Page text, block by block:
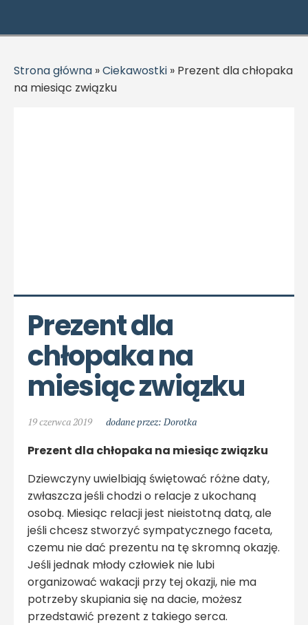
Strona główna »Ciekawostki » Prezent dla chłopaka
na miesiąc związku
Prezent dla
chłopaka na
miesiąc związku
19 czerwca 2019 dodane przez: Dorotka
Prezent dla chłopaka na miesiąc związku
Dziewczyny uwielbiają świętować różne daty,
zwłaszcza jeśli chodzi o relacje z ukochaną
osobą. Miesiąc relacji jest nieistotną datą, ale
jeśli chcesz stworzyć sympatycznego faceta,
czemu nie dać prezentu na tę skromną okazję.
Jeśli jednak młody człowiek nie lubi
organizować wakacji przy tej okazji, nie ma
potrzeby skupiania się na dacie, możesz
przedstawić prezent z takiego serca.